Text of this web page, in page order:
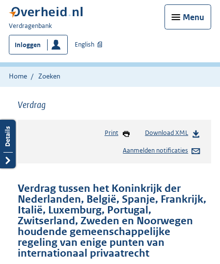
Menu
U
bent
hier:
Verdragenbank
Inloggen English
Home Zoeken
Verdrag
Print Download XML
Aanmelden notificaties
Verdrag tussen het Koninkrijk der
Nederlanden, België, Spanje, Frankrijk,
Italië, Luxemburg, Portugal,
Zwitserland, Zweden en Noorwegen
houdende gemeenschappelijke
regeling van enige punten van
internationaal privaatrecht